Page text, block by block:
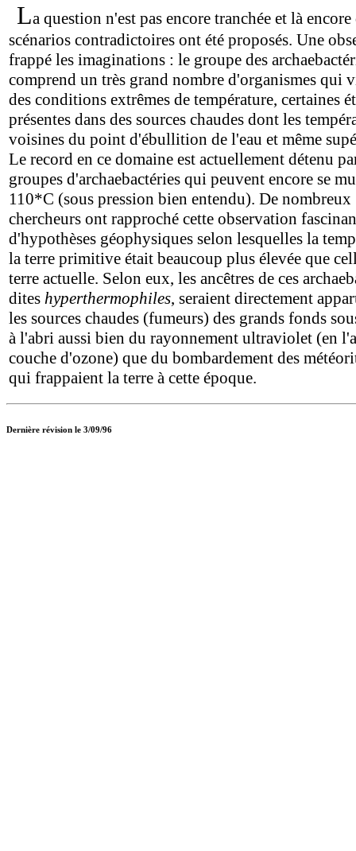
La question n'est pas encore tranchée et là encore
scénarios contradictoires ont été proposés. Une
frappé les imaginations : le groupe des
comprend un très grand nombre d'organismes qui
des conditions extrêmes de température, certaines
présentes dans des sources chaudes dont les
voisines du point d'ébullition de l'eau et même
Le record en ce domaine est actuellement détenu
groupes d'archaebactéries qui peuvent encore se
110*C (sous pression bien entendu). De nombreux
chercheurs ont rapproché cette observation
d'hypothèses géophysiques selon lesquelles la
la terre primitive était beaucoup plus élevée que
terre actuelle. Selon eux, les ancêtres de ces
dites hyperthermophiles, seraient directement
les sources chaudes (fumeurs) des grands fonds
à l'abri aussi bien du rayonnement ultraviolet (en
couche d'ozone) que du bombardement des
qui frappaient la terre à cette époque.
Dernière révision le 3/09/96